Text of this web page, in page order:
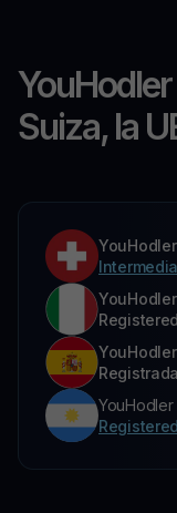
Suiza, la
YouHodler